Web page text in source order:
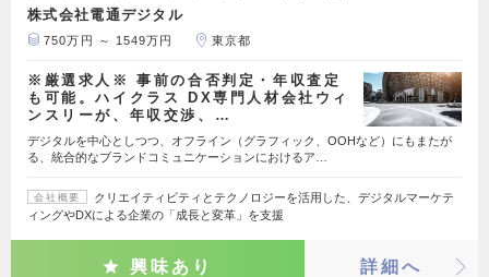
株式会社電通デジタル
750万円 ～ 1549万円 東京都
※厳選求人※ 事前の合否判定・年収査定
も可能。ハイクラス DX専門人材会社ウィ
ンスリーが、年収交渉、…
デジタルを中心としつつ、オフライン（グラフィック、OOHなど）にもまたが
る、統合的なブランドコミュニケーションにおけるア…
会社概要
クリエイティビティとテクノロジーを活用した、デジタルマーケテ
ィングやDXによる企業の「成長と変革」を支援
興味あり 詳細へ